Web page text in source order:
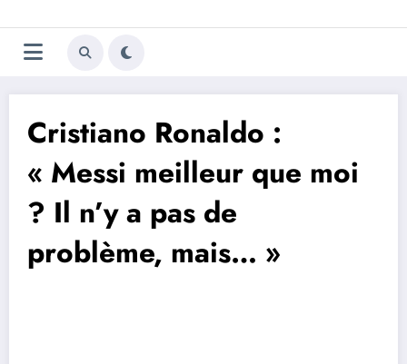
au
contenu
Trivela
L'actualité du football
Cristiano Ronaldo :
« Messi meilleur que moi
? Il n’y a pas de
problème, mais… »